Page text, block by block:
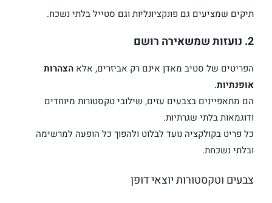
תיקים שמציעים גם פונקציונליות וגם סטייל בלתי נשכח.
2. נועזות שמשאירה רושם
הפריטים של סטיב מאדן אינם רק אביזרים, אלא הצהרות
אופנתיות.
הם מתאפיינים בצבעים עזים, שילובי טקסטורות מיוחדים
ודוגמאות בלתי שגרתיות.
כל פריט בקולקציה נועד לבלוט ולהפוך כל הופעה למרשימה
ובלתי נשכחת.
צבעים וטקסטורות יוצאי דופן